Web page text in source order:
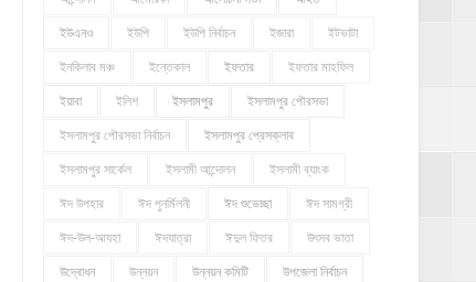
ইউএনও ইউপি ইউপি নির্বাচন ইজারা ইটভাটা
ইনকিলাব মঞ্চ ইন্তেকাল ইফতার ইফতার মাহফিল
ইয়াবা ইলিশ ইসলামপুর ইসলামপুর পৌরসভা
ইসলামপুর পৌরসভা নির্বাচন ইসলামপুর প্রেসক্লাব
ইসলামপুর সার্কেল ইসলামী আন্দোলন ইসলামী ব্যাংক
ঈদ উপহার ঈদ পুনর্মিলনী ঈদ শুভেচ্ছা ঈদ সামগ্রী
ঈদ-উল-আযহা ঈদযাত্রা ঈদুল ফিতর উৎসব ভাতা
উদ্বোধন উন্নয়ন উন্নয়ন কমিটি উপজেলা নির্বাচন